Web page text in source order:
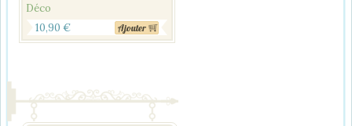
Déco
10,90 € Ajouter